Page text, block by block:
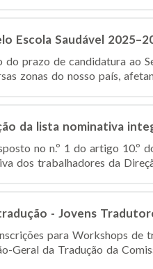
Escola Saudável
do prazo de candidatura ao
zonas do nosso país,
da lista nominativa
no n.º 1 do artigo 10.º
dos trabalhadores da
- Jovens
para Workshops de
Geral da Tradução da